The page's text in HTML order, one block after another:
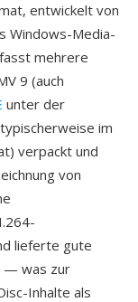
entwickelt von
Windows-Media-
mehrere
9 (auch
unter der
im
verpackt und
von
lieferte gute
— was zur
Inhalte als